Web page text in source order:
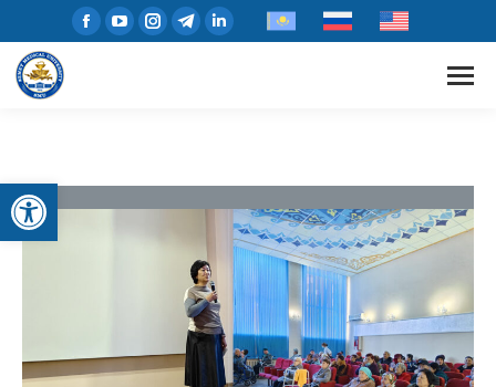
Open toolbar